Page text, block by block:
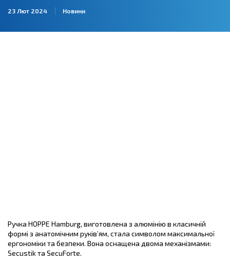
23 Лют 2024 Новини
Ручка HOPPE Hamburg, виготовлена з алюмінію в класичній
формі з анатомічним руків’ям, стала символом максимальної
ергономіки та безпеки. Вона оснащена двома механізмами:
Secustik та SecuForte.